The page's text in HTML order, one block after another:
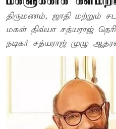
திருமணம், ஜாதி மற்றும்
மகள் திவ்யா சத்யராஜ்
நடிகர் சத்யராஜ் முழு